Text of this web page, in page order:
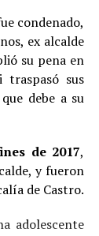
condenado,
ex alcalde
su pena en
sus
debe a su
de 2017,
y fueron
de Castro.
adolescente